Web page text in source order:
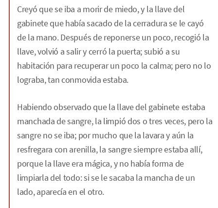
Creyó que se iba a morir de miedo, y la llave del
gabinete que había sacado de la cerradura se le cayó
de la mano. Después de reponerse un poco, recogió la
llave, volvió a salir y cerró la puerta; subió a su
habitación para recuperar un poco la calma; pero no lo
lograba, tan conmovida estaba.
Habiendo observado que la llave del gabinete estaba
manchada de sangre, la limpió dos o tres veces, pero la
sangre no se iba; por mucho que la lavara y aún la
resfregara con arenilla, la sangre siempre estaba allí,
porque la llave era mágica, y no había forma de
limpiarla del todo: si se le sacaba la mancha de un
lado, aparecía en el otro.